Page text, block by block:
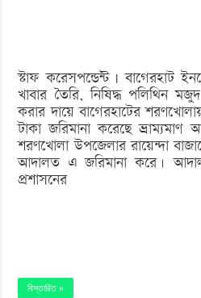
স্টাফ করেসপন্ডেন্ট | বাগেরহাট
খাবার তৈরি, নিষিদ্ধ পলিথিন
করার দায়ে বাগেরহাটের
টাকা জরিমানা করেছে
শরণখোলা উপজেলার রায়েন্দা
আদালত এ জরিমানা করে।
বিস্তারিত »